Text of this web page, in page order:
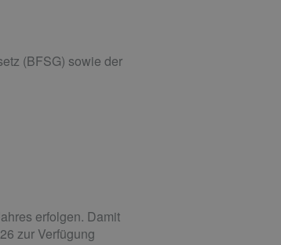
(BFSG) sowie der
erfolgen. Damit
zur Verfügung